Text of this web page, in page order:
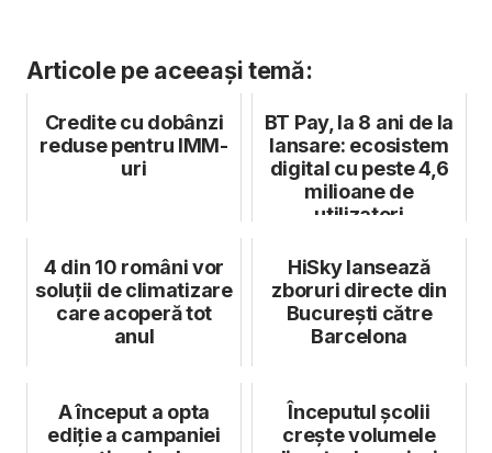
Articole pe aceeași temă:
Credite cu dobânzi
reduse pentru IMM-
uri
BT Pay, la 8 ani de la
lansare: ecosistem
digital cu peste 4,6
milioane de
utilizatori
4 din 10 români vor
soluții de climatizare
care acoperă tot
anul
HiSky lansează
zboruri directe din
București către
Barcelona
A început a opta
ediție a campaniei
Începutul școlii
crește volumele